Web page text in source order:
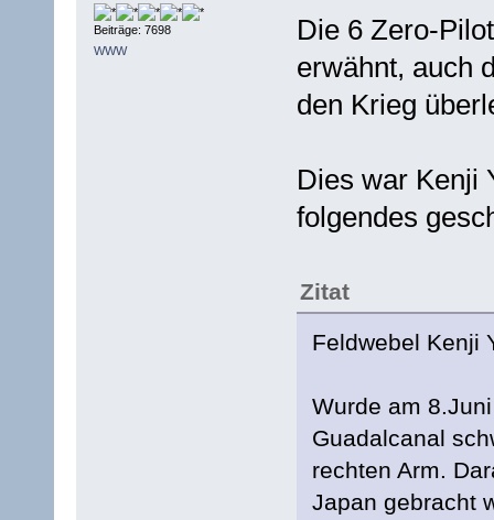
Beiträge: 7698
WWW
Die 6 Zero-
erwähnt, auch
den Krieg
Dies war Kenji
folgendes
Zitat
Feldwebel Kenji
Wurde am
Guadalcanal
rechten Arm.
Japan gebracht